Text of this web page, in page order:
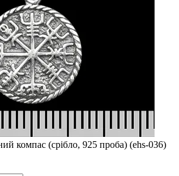
компас (срібло, 925 проба) (ehs-036)